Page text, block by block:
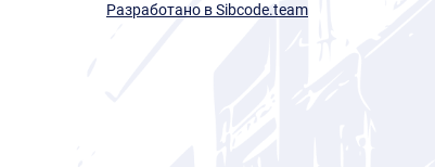
Разработано в Sibcode.team